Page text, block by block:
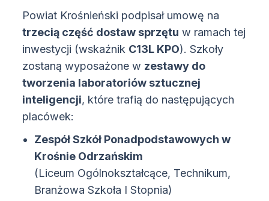
Powiat Krośnieński podpisał umowę na
trzecią część dostaw sprzętu w ramach tej
inwestycji (wskaźnik C13L KPO). Szkoły
zostaną wyposażone w zestawy do
tworzenia laboratoriów sztucznej
inteligencji, które trafią do następujących
placówek:
Zespół Szkół Ponadpodstawowych w
Krośnie Odrzańskim
(Liceum Ogólnokształcące, Technikum,
Branżowa Szkoła I Stopnia)